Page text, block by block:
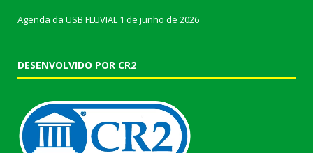
Agenda da USB FLUVIAL 1 de junho de 2026
DESENVOLVIDO POR CR2